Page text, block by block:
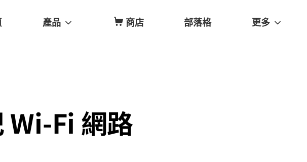
產品 商店 部落格 更多
Wi-Fi 網路